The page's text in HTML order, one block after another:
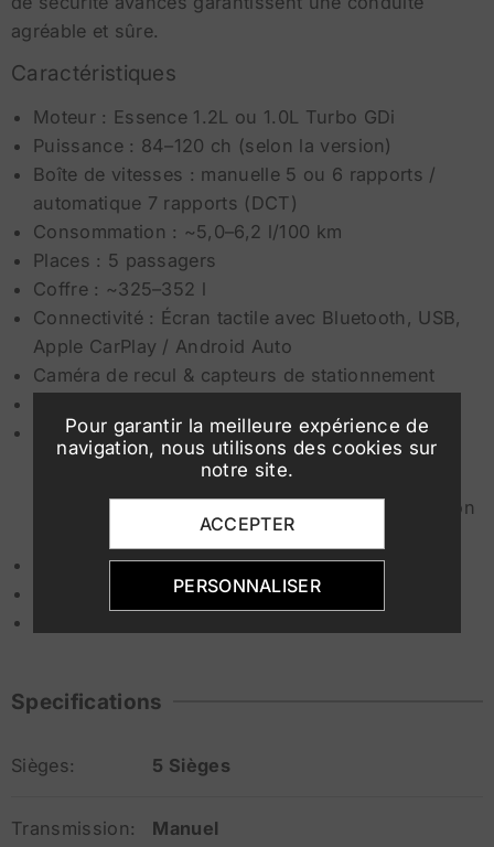
Pour garantir la meilleure expérience de
navigation, nous utilisons des cookies sur
notre site.
ACCEPTER
PERSONNALISER
agréable et sûre.
Caractéristiques
Moteur : Essence 1.2L ou 1.0L Turbo GDi
Puissance : 84–120 ch (selon la version)
Boîte de vitesses : manuelle 5 ou 6 rapports /
automatique 7 rapports (DCT)
Consommation : ~5,0–6,2 l/100 km
Places : 5 passagers
Coffre : ~325–352 l
Connectivité : Écran tactile avec Bluetooth, USB,
Apple CarPlay / Android Auto
Caméra de recul & capteurs de stationnement
Aides à la conduite :
Aide au maintien dans la voie
Reconnaissance des panneaux de signalisation
Freinage d’urgence autonome
Feux de jour à LED (DRL), antibrouillards
ESP, ABS, Airbags
Specifications
Sièges: 5 Sièges
Transmission: Manuel